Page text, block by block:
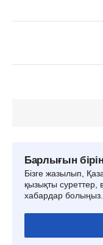
Барлығын
Бізге жазылып,
қызықты суреттер,
хабардар болыңыз.